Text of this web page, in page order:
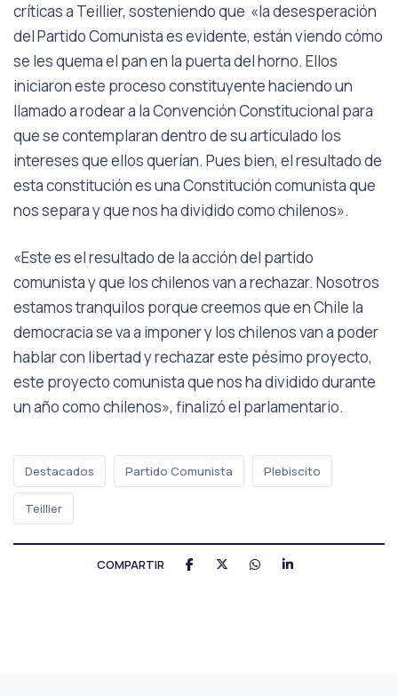
críticas a Teillier, sosteniendo que «la desesperación
del Partido Comunista es evidente, están viendo cómo
se les quema el pan en la puerta del horno. Ellos
iniciaron este proceso constituyente haciendo un
llamado a rodear a la Convención Constitucional para
que se contemplaran dentro de su articulado los
intereses que ellos querían. Pues bien, el resultado de
esta constitución es una Constitución comunista que
nos separa y que nos ha dividido como chilenos».
«Este es el resultado de la acción del partido
comunista y que los chilenos van a rechazar. Nosotros
estamos tranquilos porque creemos que en Chile la
democracia se va a imponer y los chilenos van a poder
hablar con libertad y rechazar este pésimo proyecto,
este proyecto comunista que nos ha dividido durante
un año como chilenos», finalizó el parlamentario.
Destacados Partido Comunista Plebiscito
Teillier
COMPARTIR